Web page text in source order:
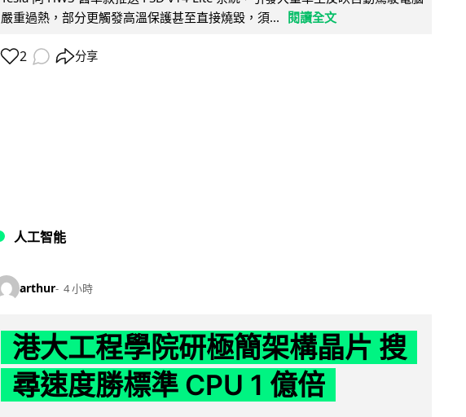
嚴重過熱，部分更觸發高溫保護甚至直接燒毀，須... 閱讀全文
2 分享
人工智能
arthur 4 小時
港大工程學院研極簡架構晶片 搜
尋速度勝標準 CPU 1 億倍